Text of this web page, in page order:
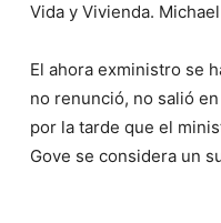
Vida y Vivienda.
El ahora exministro se
no renunció, no salió
por la tarde que el
Gove se considera un